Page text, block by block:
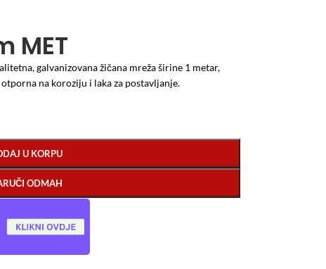
MET
galvanizovana žičana mreža širine 1 metar,
na koroziju i laka za postavljanje.
U KORPU
ODMAH